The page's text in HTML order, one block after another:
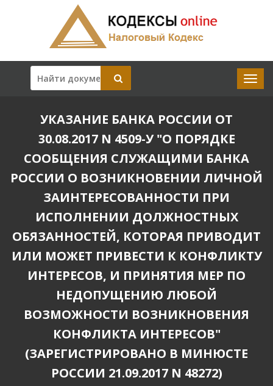
УКАЗАНИЕ БАНКА РОССИИ ОТ
30.08.2017 N 4509-У "О ПОРЯДКЕ
СООБЩЕНИЯ СЛУЖАЩИМИ БАНКА
РОССИИ О ВОЗНИКНОВЕНИИ ЛИЧНОЙ
ЗАИНТЕРЕСОВАННОСТИ ПРИ
ИСПОЛНЕНИИ ДОЛЖНОСТНЫХ
ОБЯЗАННОСТЕЙ, КОТОРАЯ ПРИВОДИТ
ИЛИ МОЖЕТ ПРИВЕСТИ К КОНФЛИКТУ
ИНТЕРЕСОВ, И ПРИНЯТИЯ МЕР ПО
НЕДОПУЩЕНИЮ ЛЮБОЙ
ВОЗМОЖНОСТИ ВОЗНИКНОВЕНИЯ
КОНФЛИКТА ИНТЕРЕСОВ"
(ЗАРЕГИСТРИРОВАНО В МИНЮСТЕ
РОССИИ 21.09.2017 N 48272)